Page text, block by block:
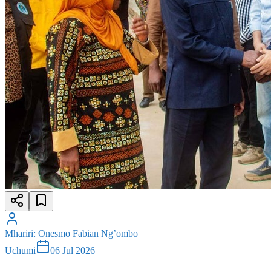
Mhariri
Onesmo Fabian Ng’ombo
Uchumi
06 Jul 2026